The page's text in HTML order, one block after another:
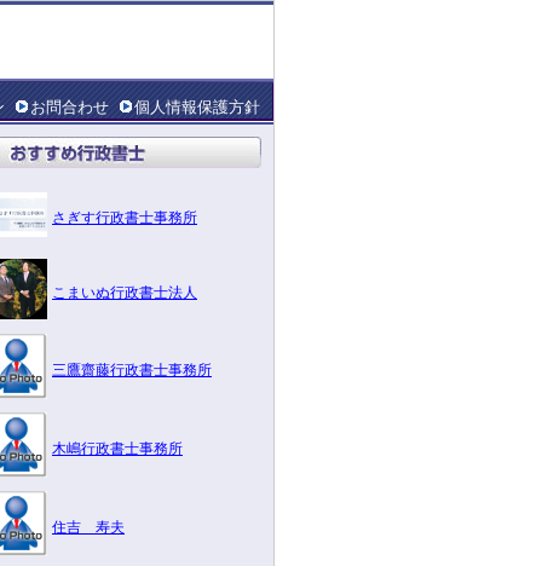
お問合わせ 個人情報保護方針
さぎす行政書士事務所
こまいぬ行政書士法人
三鷹齋藤行政書士事務所
木嶋行政書士事務所
住吉 寿夫